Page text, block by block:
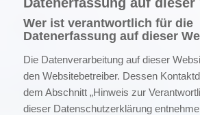
Wer ist verantwortlich für die
Datenerfassung auf dieser
Die Datenverarbeitung auf dieser
den Websitebetreiber. Dessen
dem Abschnitt „Hinweis zur
dieser Datenschutzerklärung